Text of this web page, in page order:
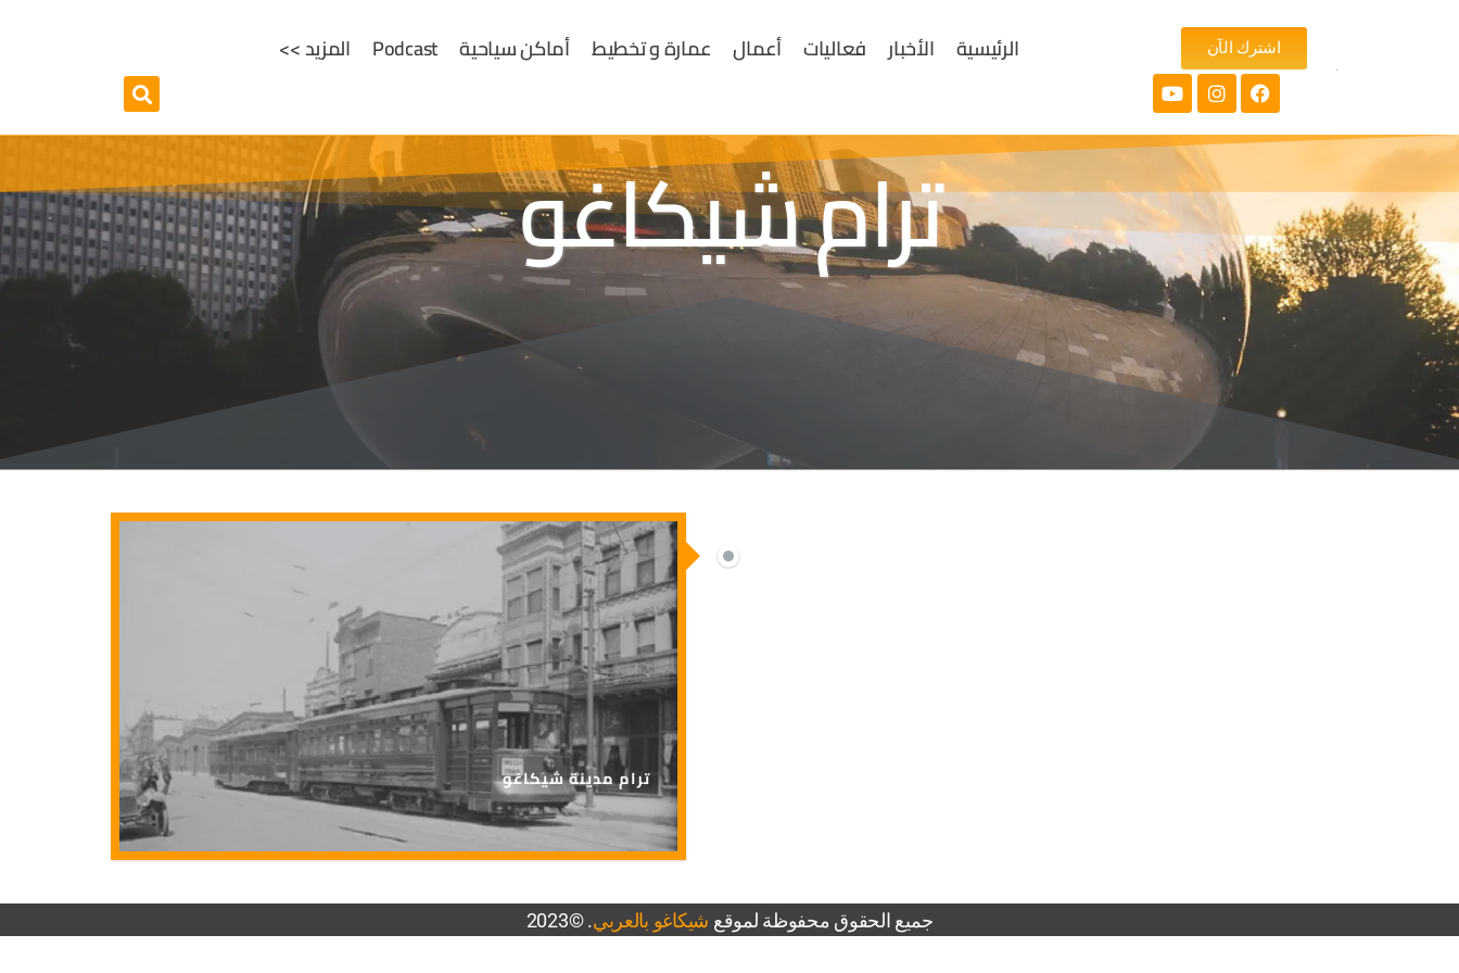
الرئيسية الأخبار فعاليات أعمال عمارة و تخطيط أماكن سياحية Podcast المزيد >> اشترك الآن
ترام شيكاغو
ترام مدينة شيكاغو
جميع الحقوق محفوظة لموقع شيكاغو بالعربي. ©2023